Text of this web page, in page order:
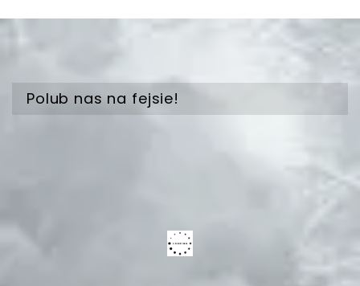
Polub nas na fejsie!